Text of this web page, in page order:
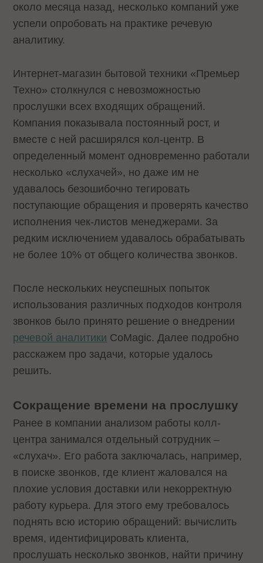
около месяца назад, несколько компаний уже
успели опробовать на практике речевую
аналитику.
Интернет-магазин бытовой техники «Премьер
Техно» столкнулся с невозможностью
прослушки всех входящих обращений.
Компания показывала постоянный рост, и
вместе с ней расширялся кол-центр. В
определенный момент одновременно работали
несколько «слухачей», но даже им не
удавалось безошибочно тегировать
поступающие обращения и проверять качество
исполнения чек-листов менеджерами. За
редким исключением удавалось обрабатывать
не более 10% от общего количества звонков.
После нескольких неуспешных попыток
использования различных подходов контроля
звонков было принято решение о внедрении
речевой аналитики CoMagic. Далее подробно
расскажем про задачи, которые удалось
решить.
Сокращение времени на прослушку
Ранее в компании анализом работы колл-
центра занимался отдельный сотрудник –
«слухач». Его работа заключалась, например,
в поиске звонков, где клиент жаловался на
плохие условия доставки или некорректную
работу курьера. Для этого ему требовалось
поднять всю историю обращений: вычислить
время, идентифицировать клиента,
прослушать несколько звонков, найти причину